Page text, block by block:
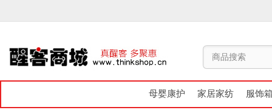
母婴康护 家居家纺 服饰